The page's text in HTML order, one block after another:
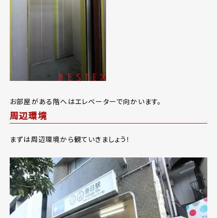
お部屋がある階へはエレベーターで向かいます。
周辺環境
まずは周辺環境から観ていきましょう！